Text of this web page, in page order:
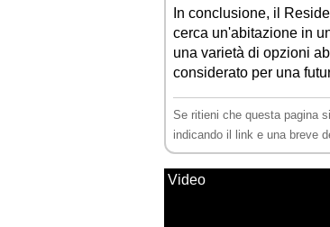
In conclusione, il
cerca un'abitazione in
una varietà di opzioni
considerato per una
Se ritieni che questa pagina
indicando il link e una breve
Video